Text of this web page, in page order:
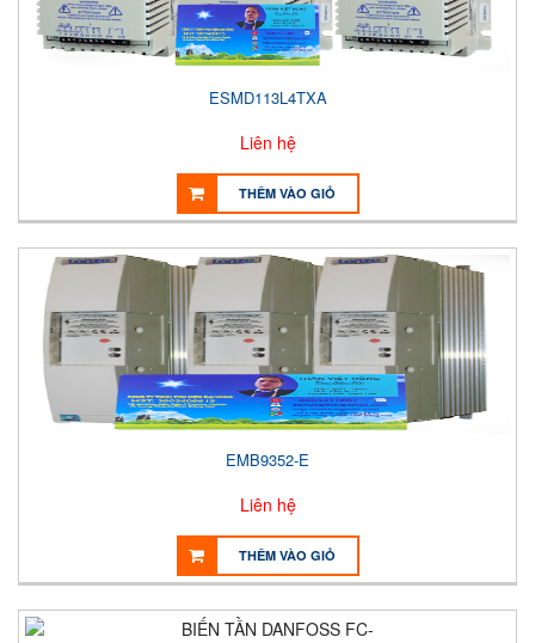
ESMD113L4TXA
Liên hệ
THÊM VÀO GIỎ
EMB9352-E
Liên hệ
THÊM VÀO GIỎ